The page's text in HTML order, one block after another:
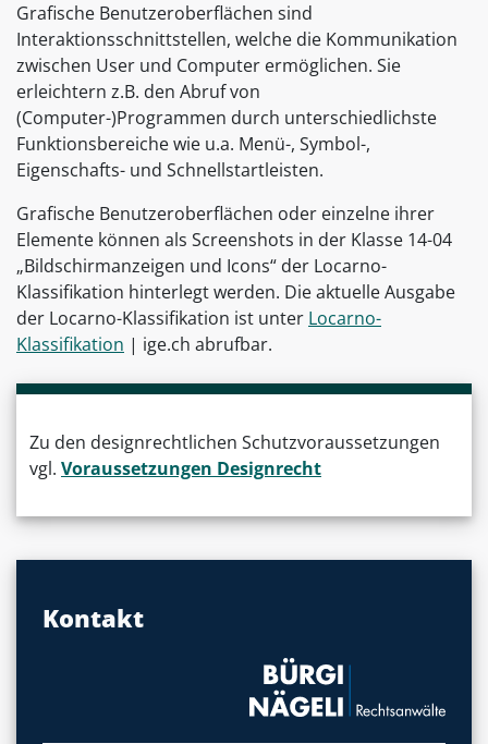
Grafische Benutzeroberflächen sind
Interaktionsschnittstellen, welche die Kommunikation
zwischen User und Computer ermöglichen. Sie
erleichtern z.B. den Abruf von
(Computer-)Programmen durch unterschiedlichste
Funktionsbereiche wie u.a. Menü-, Symbol-,
Eigenschafts- und Schnellstartleisten.
Grafische Benutzeroberflächen oder einzelne ihrer
Elemente können als Screenshots in der Klasse 14-04
„Bildschirmanzeigen und Icons“ der Locarno-
Klassifikation hinterlegt werden. Die aktuelle Ausgabe
der Locarno-Klassifikation ist unter Locarno-
Klassifikation | ige.ch abrufbar.
Zu den designrechtlichen Schutzvoraussetzungen
vgl. Voraussetzungen Designrecht
Kontakt